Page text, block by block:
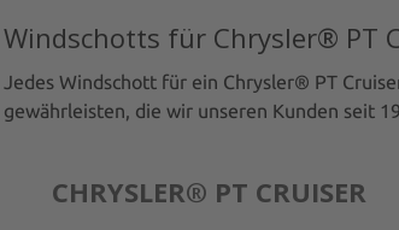
Windschotts für Chrysler® PT
Jedes Windschott für ein Chrysler® PT
gewährleisten, die wir unseren Kunden seit
CHRYSLER® PT CRUISER